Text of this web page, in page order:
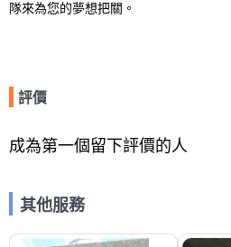
隊來為您的夢想把關。
評價
成為第一個留下評價的人
其他服務